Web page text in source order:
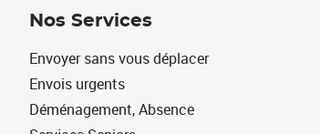
Nos Services
Envoyer sans vous déplacer
Envois urgents
Déménagement, Absence